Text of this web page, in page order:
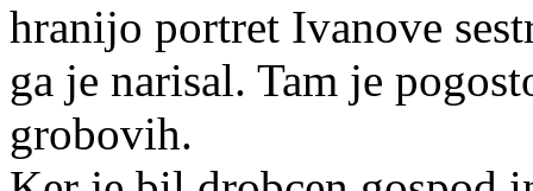
hranijo portret Ivanove
ga je narisal. Tam je
grobovih.